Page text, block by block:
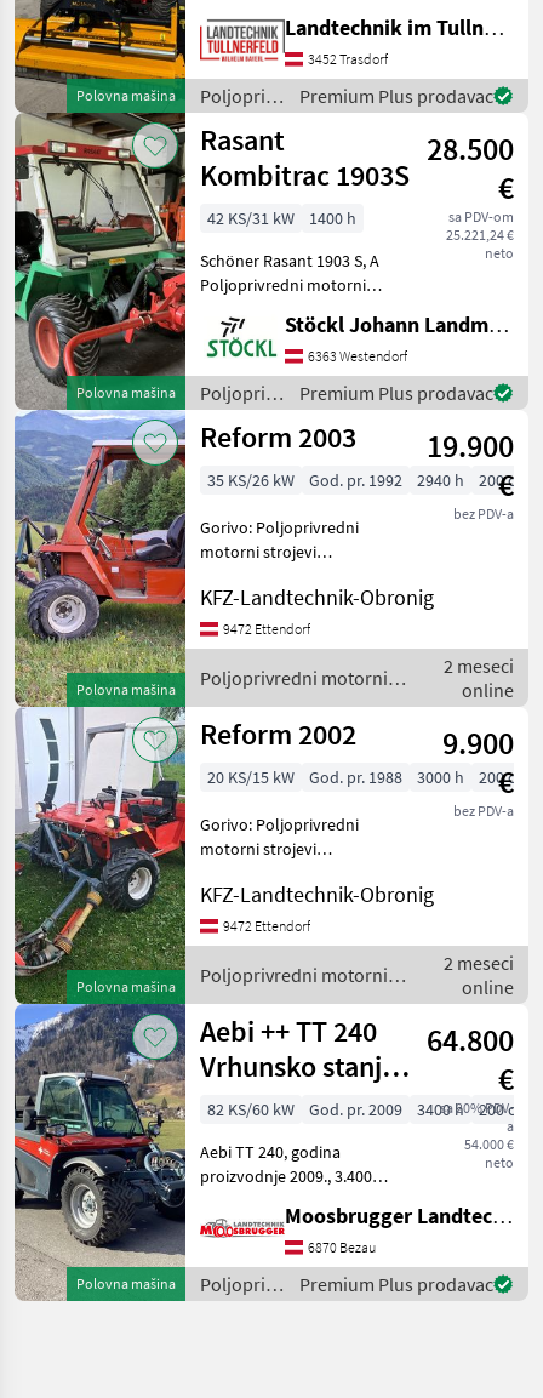
Polovna mašina
permanenter Allradantrieb
+ Motor: Kubota +
Hubraum: 1999 cm³ +
Höchstgeschwindigkeit: 25,
5 km
Landtechnik im Tullnerfeld Wilhelm Bayerl GmbH
3452 Trasdorf
Poljoprivredni
motorni
strojevi /
Reform
Premium Plus prodavac
Polovna mašina
Rasant
Kombitrac 1903S
28.500
€
sa PDV-om
25.221,24 €
neto
42 KS/31 kW
1400 h
Schöner Rasant 1903 S, A
Poljoprivredni motorni
kosilice
Stöckl Johann Landmaschinen GesmbH & Co KG
6363 Westendorf
Poljoprivredni
motorni
strojevi /
Premium Plus prodavac
Polovna mašina
Reform 2003
19.900
€
bez PDV-a
35 KS/26 kW God. pr. 1992 2940 h 200 cm
Gorivo: Poljoprivredni
motorni strojevi
KFZ-Landtechnik-Obronig
9472 Ettendorf
Poljoprivredni motorni
strojevi / Reform
2 meseci
online
Polovna mašina
Reform 2002
9.900
€
bez PDV-a
20 KS/15 kW God. pr. 1988 3000 h 200 cm
Gorivo: Poljoprivredni
motorni strojevi
KFZ-Landtechnik-Obronig
9472 Ettendorf
Poljoprivredni motorni
strojevi / Reform
2 meseci
online
Polovna mašina
Aebi ++ TT 240
Vrhunsko stanje
++
64.800
€
sa 20% PDV-
a
54.000 €
neto
82 KS/60 kW God. pr. 2009 3400 h
200 cm
Aebi TT 240, godina
proizvodnje 2009., 3.400
cilindrični turbo motor s 82
stupnja 0-40 km/h, prednja
hidrauli
Moosbrugger Landtechnik GmbH
6870 Bezau
Poljoprivredni
motorni
Premium Plus prodavac